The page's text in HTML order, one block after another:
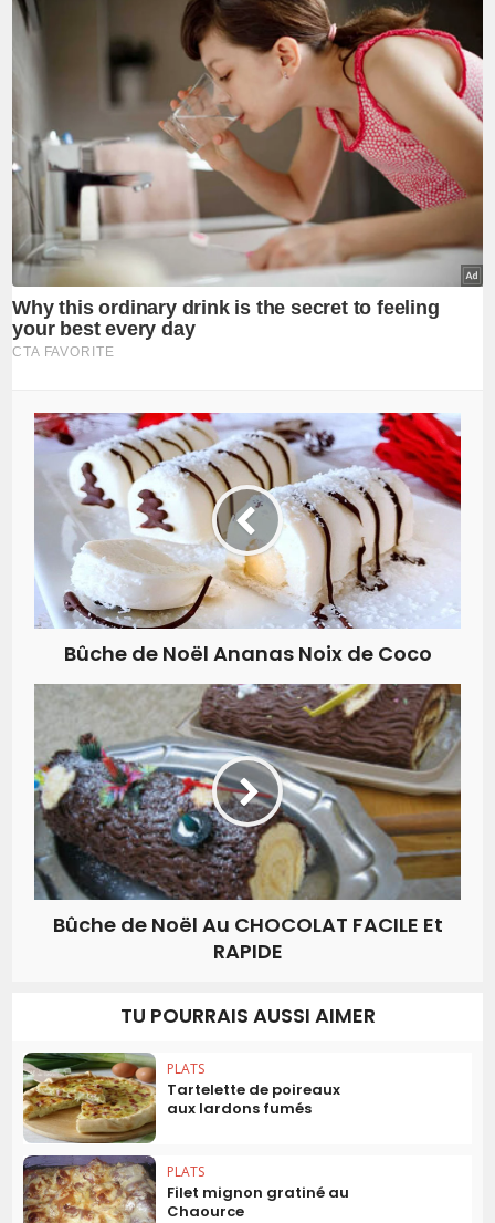
Bûche de Noël Ananas Noix de Coco
Bûche de Noël Au CHOCOLAT FACILE Et
RAPIDE
TU POURRAIS AUSSI AIMER
PLATS
Tartelette de poireaux
aux lardons fumés
PLATS
Filet mignon gratiné au
Chaource